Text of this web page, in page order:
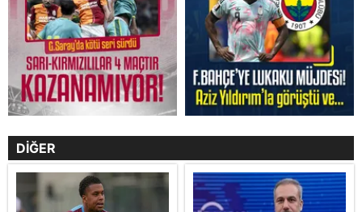
DİĞER